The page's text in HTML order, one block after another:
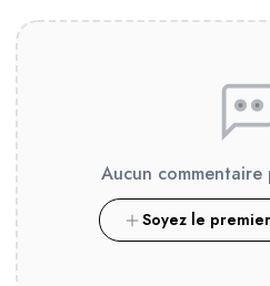
Aucun
Soyez le